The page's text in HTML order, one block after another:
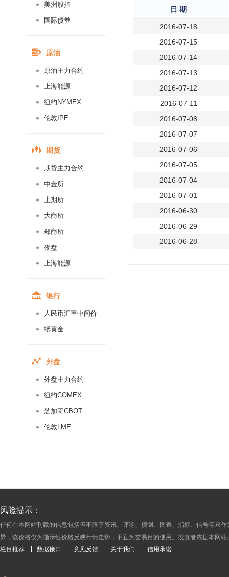
美洲股指
国际债券
原油
原油主力合约
上海能源
纽约NYMEX
伦敦IPE
期货
期货主力合约
中金所
上期所
大商所
郑商所
夜盘
上海能源
银行
人民币汇率中间价
纸黄金
外盘
外盘主力合约
纽约COMEX
芝加哥CBOT
伦敦LME
日 期
2016-07-18
2016-07-15
2016-07-14
2016-07-13
2016-07-12
2016-07-11
2016-07-08
2016-07-07
2016-07-06
2016-07-05
2016-07-04
2016-07-01
2016-06-30
2016-06-29
2016-06-28
2016-06-02
2016-05-30
2016-05-27
风险提示：
任何在本网站刊载的信息包括但不限于资讯、评论、预测、图表、指标、信号等只
异，该价格仅为指示性价格反映行情走势，不宜为交易目的使用。投资者依据本网
栏目推荐 数据接口 意见反馈 关于我们 信用承诺